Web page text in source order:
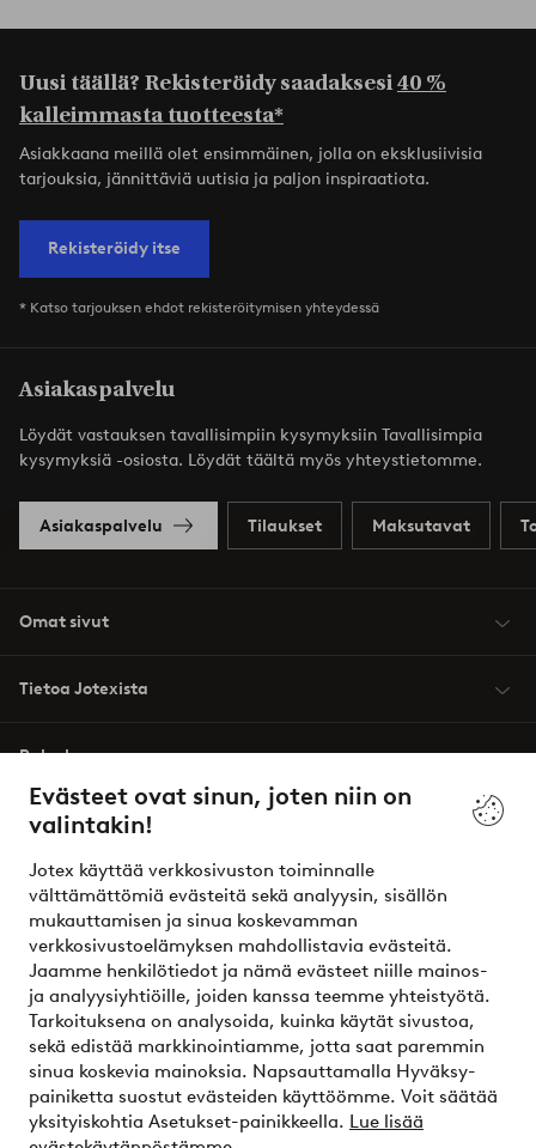
Evästeet ovat sinun, joten niin on
valintakin!
Jotex käyttää verkkosivuston toiminnalle
välttämättömiä evästeitä sekä analyysin, sisällön
mukauttamisen ja sinua koskevamman
verkkosivustoelämyksen mahdollistavia evästeitä.
Jaamme henkilötiedot ja nämä evästeet niille mainos-
ja analyysiyhtiöille, joiden kanssa teemme yhteistyötä.
Tarkoituksena on analysoida, kuinka käytät sivustoa,
sekä edistää markkinointiamme, jotta saat paremmin
sinua koskevia mainoksia. Napsauttamalla Hyväksy-
painiketta suostut evästeiden käyttöömme. Voit säätää
yksityiskohtia Asetukset-painikkeella. Lue lisää
Uusi täällä? Rekisteröidy saadaksesi40 %
kalleimmasta tuotteesta*
Asiakkaana meillä olet ensimmäinen, jolla on eksklusiivisia
tarjouksia, jännittäviä uutisia ja paljon inspiraatiota.
Rekisteröidy itse
* Katso tarjouksen ehdot rekisteröitymisen yhteydessä
Asiakaspalvelu
Löydät vastauksen tavallisimpiin kysymyksiin Tavallisimpia
kysymyksiä -osiosta. Löydät täältä myös yhteystietomme.
Asiakaspalvelu Tilaukset Maksutavat
Omat sivut
Tietoa Jotexista
Palvelumme
Ehdot
Ystävät
Turvalliset maksut – maksa nyt tai erissä
Haluatko tietää lisää maksuvaihtoehdoistamme?
elpy